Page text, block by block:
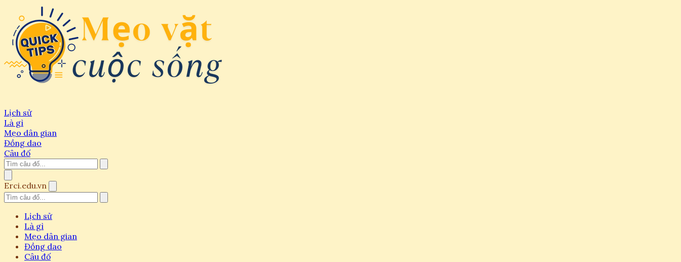
Lịch sử
Là gì
Mẹo dân gian
Đồng dao
Câu đố
Erci.edu.vn
Lịch sử
Là gì
Mẹo dân gian
Đồng dao
Câu đố